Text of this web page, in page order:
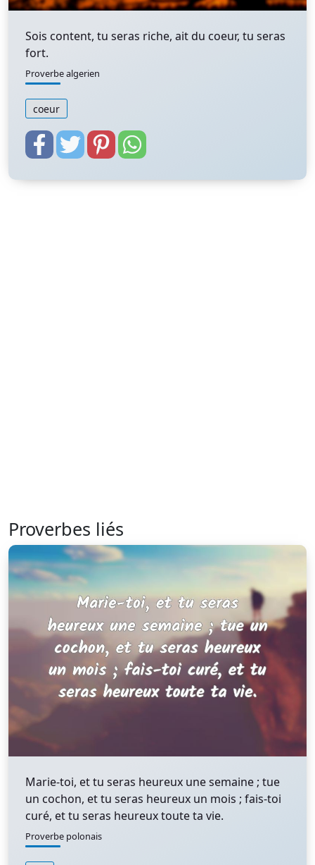
Sois content, tu seras riche, ait du coeur, tu seras
fort.
Proverbe algerien
coeur
Proverbes liés
Marie-toi, et tu seras heureux une semaine ; tue
un cochon, et tu seras heureux un mois ; fais-toi
curé, et tu seras heureux toute ta vie.
Proverbe polonais